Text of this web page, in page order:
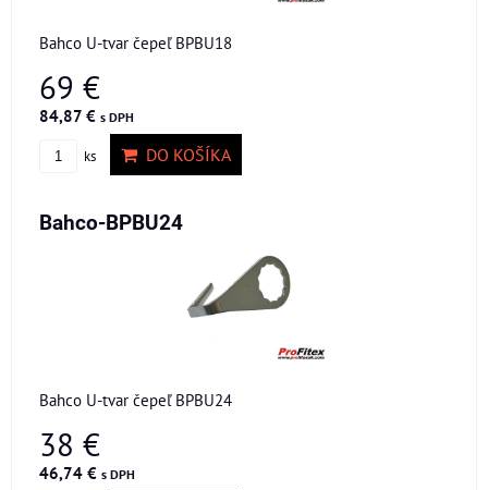
Bahco U-tvar čepeľ BPBU18
69 €
84,87 € s DPH
ks DO KOŠÍKA
Bahco-BPBU24
Bahco U-tvar čepeľ BPBU24
38 €
46,74 € s DPH